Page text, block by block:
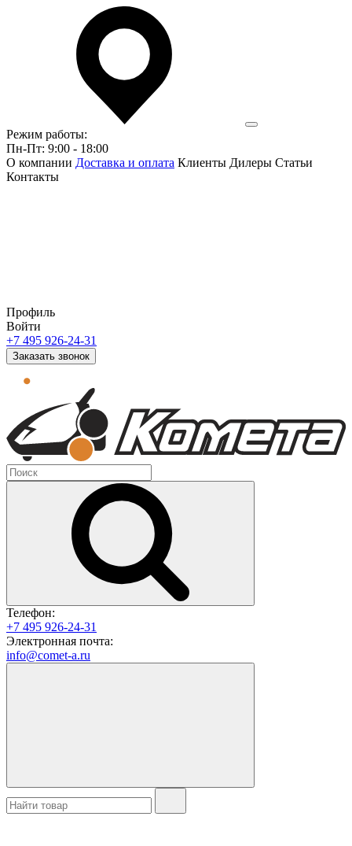
Режим работы:
Пн-Пт: 9:00 - 18:00
О компании Доставка и оплата Клиенты Дилеры Статьи
Контакты
Профиль
Войти
+7 495 926-24-31
Заказать звонок
Телефон:
+7 495 926-24-31
Электронная почта:
info@comet-a.ru